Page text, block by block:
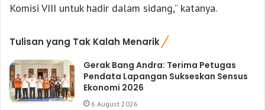
Komisi VIII untuk hadir dalam sidang,” katanya.
Tulisan yang Tak Kalah Menarik
Gerak Bang Andra: Terima Petugas
Pendata Lapangan Sukseskan Sensus
Ekonomi 2026
6 August 2026